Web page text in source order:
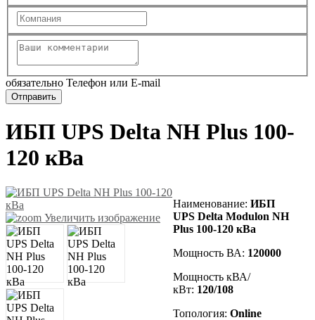
обязательно Телефон или E-mail
ИБП UPS Delta NH Plus 100-
120 кВа
Увеличить изображение
Наименование: ИБП
UPS Delta Modulon NH
Plus 100-120 кВа
Мощность ВА: 120000
Мощность кВА/
кВт: 120/108
Топология: Online